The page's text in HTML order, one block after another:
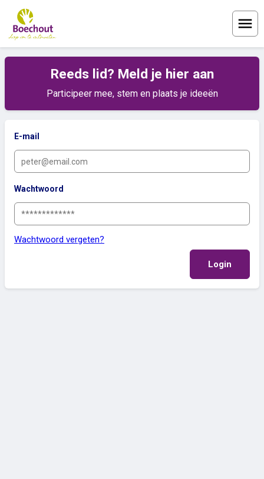
Reeds lid? Meld je hier aan
Participeer mee, stem en plaats je ideeën
E-mail
Wachtwoord
Wachtwoord vergeten?
Login